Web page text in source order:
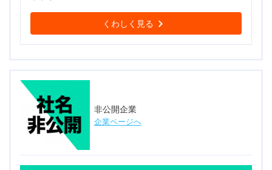
くわしく見る
非公開企業
企業ページへ